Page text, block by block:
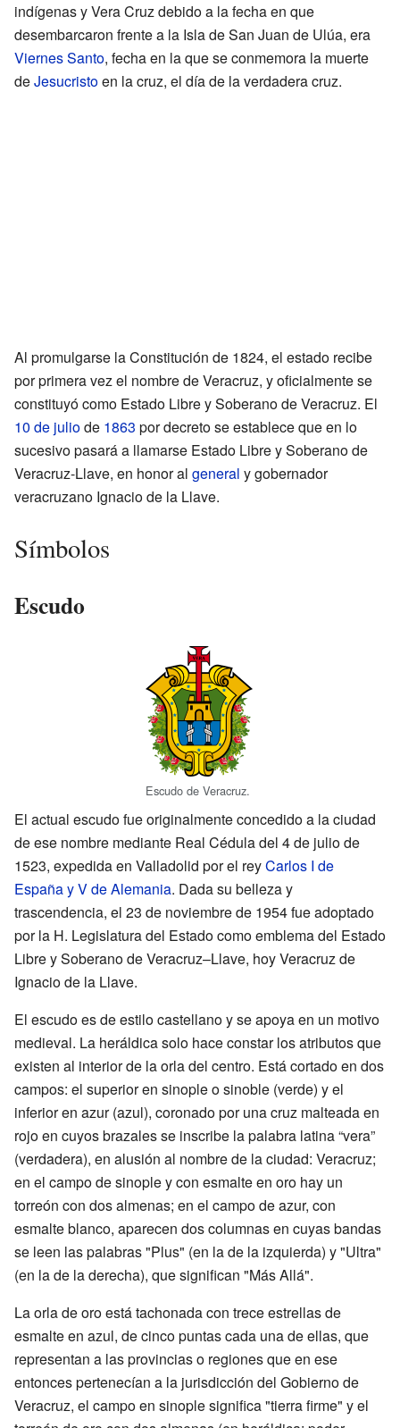
indígenas y Vera Cruz debido a la fecha en que
desembarcaron frente a la Isla de San Juan de Ulúa, era
Viernes Santo, fecha en la que se conmemora la muerte
deJesucristoen la cruz, el día de la verdadera cruz.
Al promulgarse la Constitución de 1824, el estado recibe
por primera vez el nombre de Veracruz, y oficialmente se
constituyó como Estado Libre y Soberano de Veracruz. El
10 de juliode 1863 por decreto se establece que en lo
sucesivo pasará a llamarse Estado Libre y Soberano de
Veracruz-Llave, en honor al general y gobernador
veracruzano Ignacio de la Llave.
Símbolos
Escudo
Escudo de Veracruz.
El actual escudo fue originalmente concedido a la ciudad
de ese nombre mediante Real Cédula del 4 de julio de
1523, expedida en Valladolid por el reyCarlos I de
España y V de Alemania. Dada su belleza y
trascendencia, el 23 de noviembre de 1954 fue adoptado
por la H. Legislatura del Estado como emblema del Estado
Libre y Soberano de Veracruz–Llave, hoy Veracruz de
Ignacio de la Llave.
El escudo es de estilo castellano y se apoya en un motivo
medieval. La heráldica solo hace constar los atributos que
existen al interior de la orla del centro. Está cortado en dos
campos: el superior en sinople o sinoble (verde) y el
inferior en azur (azul), coronado por una cruz malteada en
rojo en cuyos brazales se inscribe la palabra latina “vera”
(verdadera), en alusión al nombre de la ciudad: Veracruz;
en el campo de sinople y con esmalte en oro hay un
torreón con dos almenas; en el campo de azur, con
esmalte blanco, aparecen dos columnas en cuyas bandas
se leen las palabras "Plus" (en la de la izquierda) y "Ultra"
(en la de la derecha), que significan "Más Allá".
La orla de oro está tachonada con trece estrellas de
esmalte en azul, de cinco puntas cada una de ellas, que
representan a las provincias o regiones que en ese
entonces pertenecían a la jurisdicción del Gobierno de
Veracruz, el campo en sinople significa "tierra firme" y el